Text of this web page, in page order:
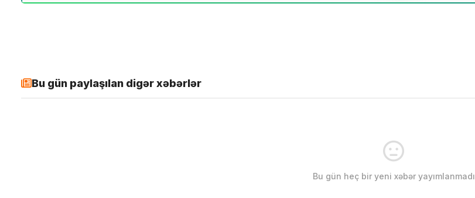
Bu gün paylaşılan digər xəbərlər
Bu gün heç bir yeni xəbər yayımlanmadı